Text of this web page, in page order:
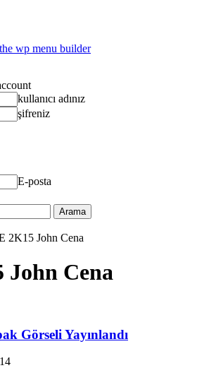
wp menu builder
kullanıcı adınız
şifreniz
E-posta
2K15 John Cena
John Cena
Görseli Yayınlandı